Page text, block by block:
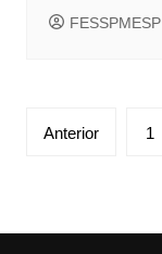
FESSPMESP
Paginação
Anterior 1